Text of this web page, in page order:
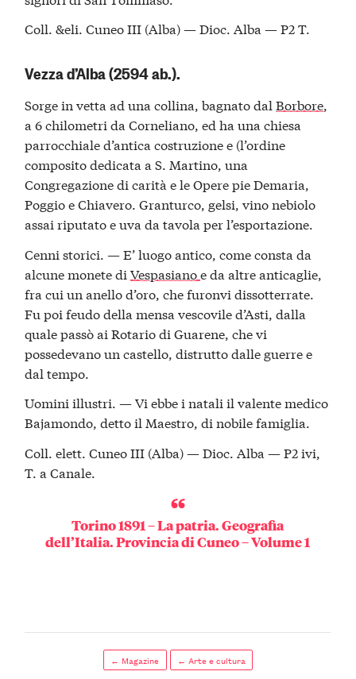
Coll. &eli. Cuneo III (Alba) — Dioc. Alba — P2 T.
Vezza d’Alba (2594 ab.).
Sorge in vetta ad una collina, bagnato dalBorbore,
a 6 chilometri da Corneliano, ed ha una chiesa
parrocchiale d’antica costruzione e (l’ordine
composito dedicata a S. Martino, una
Congregazione di carità e le Opere pie Demaria,
Poggio e Chiavero. Granturco, gelsi, vino nebiolo
assai riputato e uva da tavola per l’esportazione.
Cenni storici. — E’ luogo antico, come consta da
alcune monete diVespasianoe da altre anticaglie,
fra cui un anello d’oro, che furonvi dissotterrate.
Fu poi feudo della mensa vescovile d’Asti, dalla
quale passò ai Rotario di Guarene, che vi
possedevano un castello, distrutto dalle guerre e
dal tempo.
Uomini illustri. — Vi ebbe i natali il valente medico
Bajamondo, detto il Maestro, di nobile famiglia.
Coll. elett. Cuneo III (Alba) — Dioc. Alba — P2 ivi,
T. a Canale.
Torino 1891 – La patria. Geografia
dell’Italia. Provincia di Cuneo – Volume 1
← Magazine ← Arte e cultura